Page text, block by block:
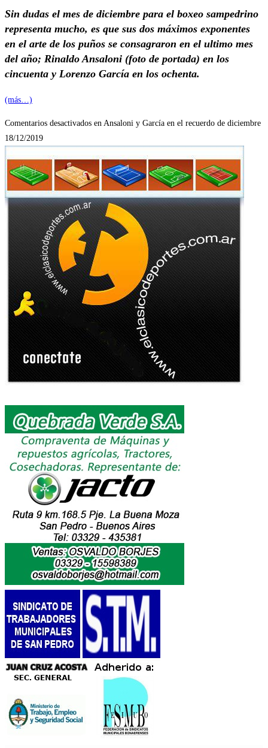
Sin dudas el mes de diciembre para el boxeo sampedrino
representa mucho, es que sus dos máximos exponentes
en el arte de los puños se consagraron en el ultimo mes
del año; Rinaldo Ansaloni (foto de portada) en los
cincuenta y Lorenzo García en los ochenta.
(más…)
Comentarios desactivados en Ansaloni y García en el recuerdo de diciembre
18/12/2019